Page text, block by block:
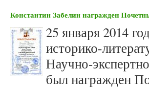
Константин Забелин награжден
25 января 2014
историко-
Научно-
был награжден